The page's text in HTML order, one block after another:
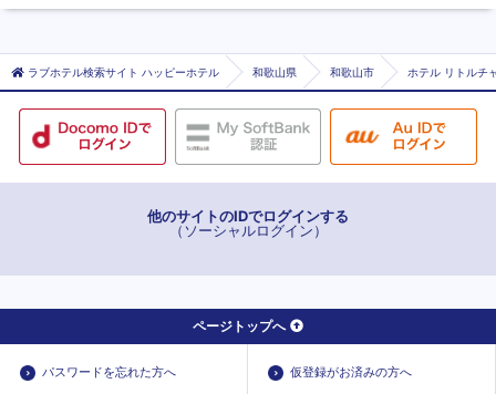
ラブホテル検索サイト ハッピーホテル 和歌山県 和歌山市 ホテル リトルチ
他のサイトのIDでログインする
（ソーシャルログイン）
ページトップへ
パスワードを忘れた方へ 仮登録がお済みの方へ